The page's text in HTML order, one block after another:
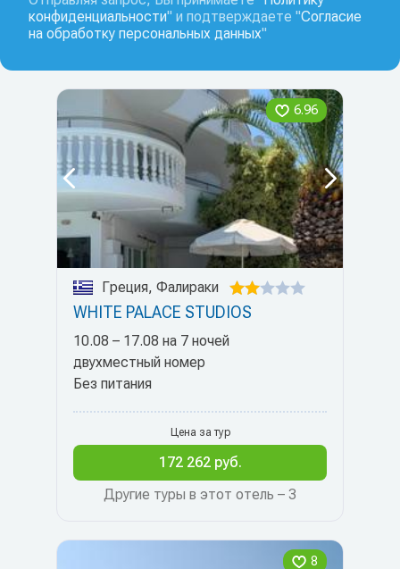
конфиденциальности" и подтверждаете "Согласие
на обработку персональных данных"
6.96
Греция, Фалираки
WHITE PALACE STUDIOS
10.08 – 17.08 на 7 ночей
двухместный номер
Без питания
Другие туры в этот отель – 3
Цена за тур
172 262 руб.
8